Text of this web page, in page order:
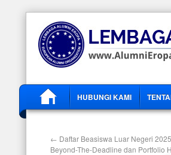
HUBUNGI KAMI
← Daftar Beasiswa Luar Negeri
Beyond-The-Deadline dan Portfolio